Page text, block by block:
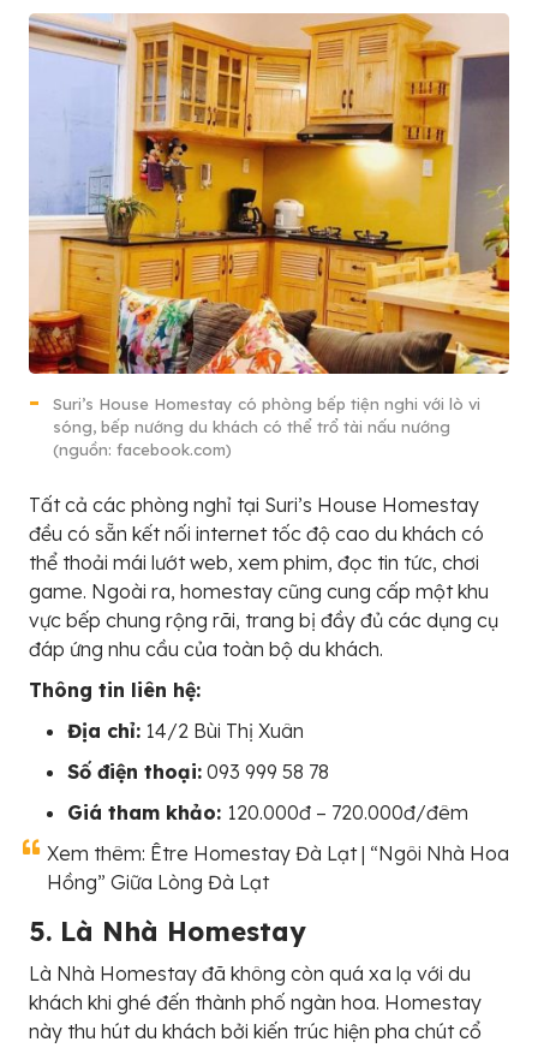
Suri’s House Homestay có phòng bếp tiện nghi với lò vi
sóng, bếp nướng du khách có thể trổ tài nấu nướng
(nguồn: facebook.com)
Tất cả các phòng nghỉ tại Suri’s House Homestay
đều có sẵn kết nối internet tốc độ cao du khách có
thể thoải mái lướt web, xem phim, đọc tin tức, chơi
game. Ngoài ra, homestay cũng cung cấp một khu
vực bếp chung rộng rãi, trang bị đầy đủ các dụng cụ
đáp ứng nhu cầu của toàn bộ du khách.
Thông tin liên hệ:
Địa chỉ: 14/2 Bùi Thị Xuân
Số điện thoại: 093 999 58 78
Giá tham khảo: 120.000đ – 720.000đ/đêm
Xem thêm: Être Homestay Đà Lạt | “Ngôi Nhà Hoa
Hồng” Giữa Lòng Đà Lạt
5. Là Nhà Homestay
Là Nhà Homestay đã không còn quá xa lạ với du
khách khi ghé đến thành phố ngàn hoa. Homestay
này thu hút du khách bởi kiến trúc hiện pha chút cổ